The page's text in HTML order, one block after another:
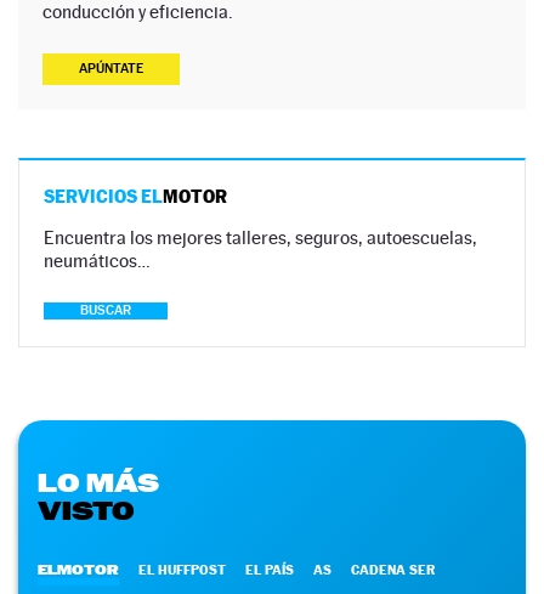
conducción y eficiencia.
APÚNTATE
SERVICIOS ELMOTOR
Encuentra los mejores talleres, seguros, autoescuelas,
neumáticos…
BUSCAR
LO MÁS
VISTO
ELMOTOR EL HUFFPOST EL PAÍS AS CADENA SER